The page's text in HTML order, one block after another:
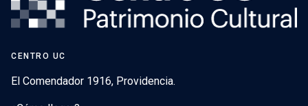
CENTRO UC
El Comendador 1916, Providencia.